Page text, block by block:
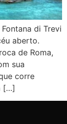
di Trevi
aberto.
de Roma,
sua
corre
[…]